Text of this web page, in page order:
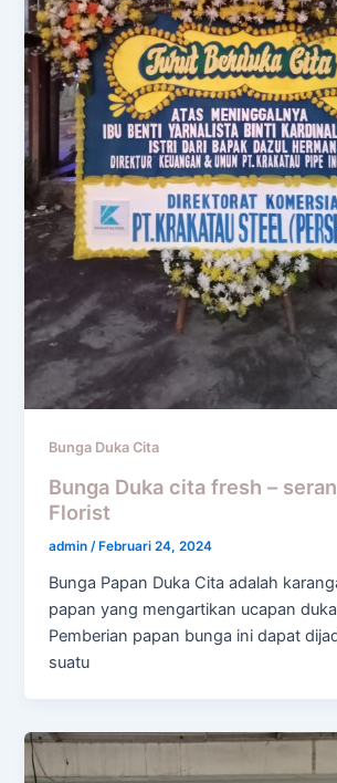
Bunga Duka Cita
Bunga Duka cita fresh –
Florist
admin /Februari 24, 2024
Bunga Papan Duka Cita adalah
papan yang mengartikan ucapan
Pemberian papan bunga ini dapat
suatu